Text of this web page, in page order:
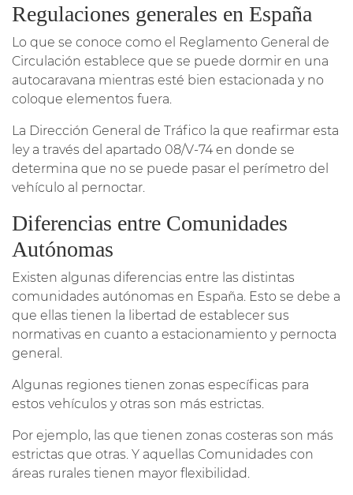
Regulaciones generales en España
Lo que se conoce como el Reglamento General de
Circulación establece que se puede dormir en una
autocaravana mientras esté bien estacionada y no
coloque elementos fuera.
La Dirección General de Tráfico la que reafirmar esta
ley a través del apartado 08/V-74 en donde se
determina que no se puede pasar el perímetro del
vehículo al pernoctar.
Diferencias entre Comunidades
Autónomas
Existen algunas diferencias entre las distintas
comunidades autónomas en España. Esto se debe a
que ellas tienen la libertad de establecer sus
normativas en cuanto a estacionamiento y pernocta
general.
Algunas regiones tienen zonas específicas para
estos vehículos y otras son más estrictas.
Por ejemplo, las que tienen zonas costeras son más
estrictas que otras. Y aquellas Comunidades con
áreas rurales tienen mayor flexibilidad.